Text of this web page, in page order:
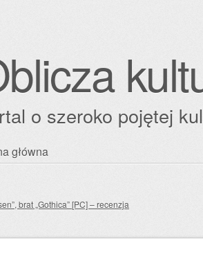
o szeroko pojętej
główna
wpisy
brat „Gothica” [PC] – recenzja